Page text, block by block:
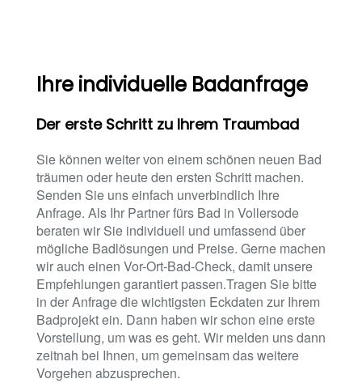
Ihre individuelle Badanfrage
Der erste Schritt zu Ihrem Traumbad
Sie können weiter von einem schönen neuen Bad
träumen oder heute den ersten Schritt machen.
Senden Sie uns einfach unverbindlich Ihre
Anfrage. Als Ihr Partner fürs Bad in Vollersode
beraten wir Sie individuell und umfassend über
mögliche Badlösungen und Preise. Gerne machen
wir auch einen Vor-Ort-Bad-Check, damit unsere
Empfehlungen garantiert passen.Tragen Sie bitte
in der Anfrage die wichtigsten Eckdaten zur Ihrem
Badprojekt ein. Dann haben wir schon eine erste
Vorstellung, um was es geht. Wir melden uns dann
zeitnah bei Ihnen, um gemeinsam das weitere
Vorgehen abzusprechen.